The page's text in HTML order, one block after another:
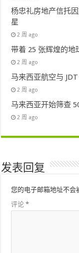
杨忠礼房地产信托
星
2 周 ago
带着 25 张辉煌的地
2 周 ago
马来西亚航空与
2 周 ago
马来西亚开始筛查
2 周 ago
发表回复
您的电子邮箱地址不会
评论*